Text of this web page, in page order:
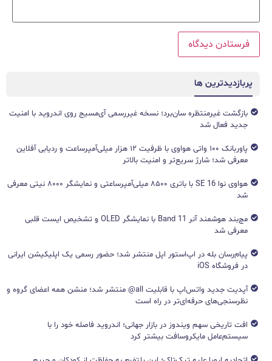
پربازدیدترین ها
بازگشت غیرمنتظره سان‌برد؛ نسخه غیررسمی آی‌مسیج روی اندروید با امنیت
جدید فعال شد
پاوربانک ۱۰۰ واتی هواوی با ظرفیت ۱۲ هزار میلی‌آمپرساعت و ردیابی آفلاین
معرفی شد؛ شارژ سریع‌تر و امنیت بالاتر
هواوی نوا 16 SE با باتری ۸۵۰۰ میلی‌آمپرساعتی و نمایشگر ۸۰۰۰ نیتی معرفی
شد
مچ‌بند هوشمند آنر Band 11 با نمایشگر OLED و تشخیص ایست قلبی
معرفی شد
پیام‌رسان بله در اپ‌استور اپل منتشر شد؛ حضور رسمی یک اپلیکیشن ایرانی
در فروشگاه iOS
آپدیت جدید واتس‌اپ با قابلیت all@ منتشر شد؛ منشن همه اعضای گروه و
نظرسنجی‌های حرفه‌ای‌تر در راه است
افت تاریخی سهم ویندوز در بازار جهانی؛ اندروید فاصله خود را با
سیستم‌عامل مایکروسافت بیشتر کرد